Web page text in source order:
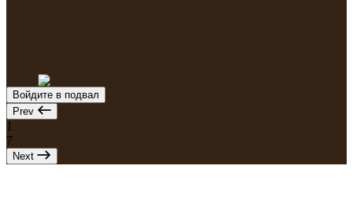
Войдите в подвал
Prev
1
7
Next